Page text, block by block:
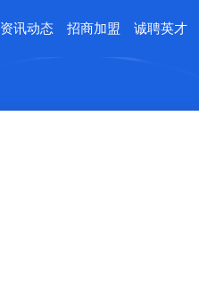
资讯动态 招商加盟 诚聘英才